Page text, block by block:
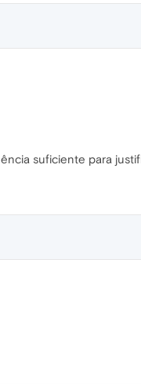
suficiente para